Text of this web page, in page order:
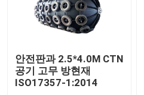
안전판과 2.5*4.0M CTN
공기 고무 방현재
ISO17357-1:2014